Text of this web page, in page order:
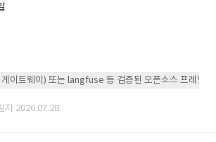
이트웨이) 또는 langfuse 등 검증된 오픈소스 프레임워
자 2026.07.28.